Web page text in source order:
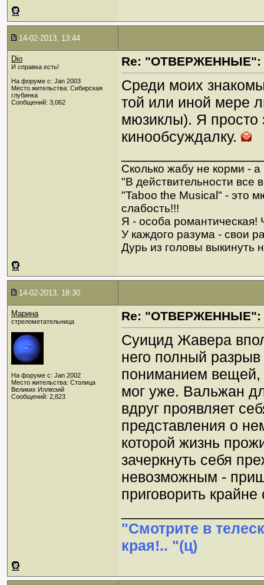
14-02-2013, 13:44
Dio
И справка есть!
На форуме с: Jan 2003
Место жительства: Сибирская
глубинка
Сообщений: 3,062
Re: "ОТВЕРЖЕННЫЕ":
Среди моих
той или иной мере
мюзиклы). Я просто
кинообсуждалку.
Сколько жабу не корми -
"В действительности все
"Taboo the Musical" - это
слабость!!!
Я - особа романтическая!
У каждого разума - свои
Дурь из головы выкинуть
14-02-2013, 18:30
Марина
стрелометательница
На форуме с: Jan 2002
Место жительства: Столица
Великих Иллюзий
Сообщений: 2,823
Re: "ОТВЕРЖЕННЫЕ":
Суицид Жавера
него полный
пониманием вещей,
мог уже. Вальжан
вдруг проявляет
представления о
которой жизнь
зачеркнуть себя
невозможным -
приговорить крайне
"Смотрите в
края!.. "(ц)